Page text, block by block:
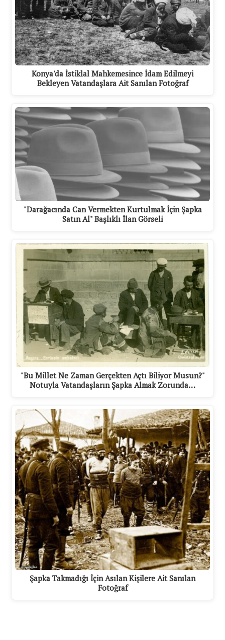
Konya'da İstiklal Mahkemesince İdam Edilmeyi
Bekleyen Vatandaşlara Ait Sanılan Fotoğraf
"Darağacında Can Vermekten Kurtulmak İçin Şapka
Satın Al" Başlıklı İlan Görseli
"Bu Millet Ne Zaman Gerçekten Açtı Biliyor Musun?"
Notuyla Vatandaşların Şapka Almak Zorunda…
Şapka Takmadığı İçin Asılan Kişilere Ait Sanılan
Fotoğraf